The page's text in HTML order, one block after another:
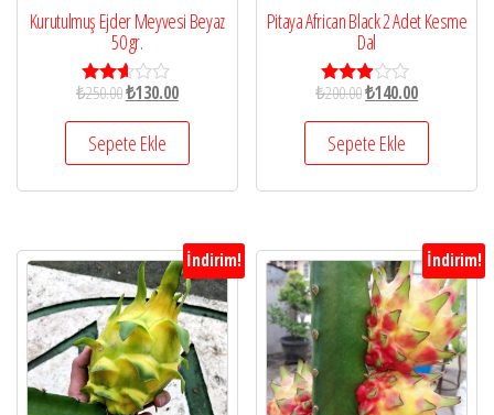
Kurutulmuş Ejder Meyvesi Beyaz
50 gr.
5
2.56
oy
₺250.00₺130.00
Sepete Ekle
Pitaya African Black 2 Adet Kesme
Dal
5
2.82
oy aldı
₺200.00₺140.00
Sepete Ekle
İndirim! İndirim!